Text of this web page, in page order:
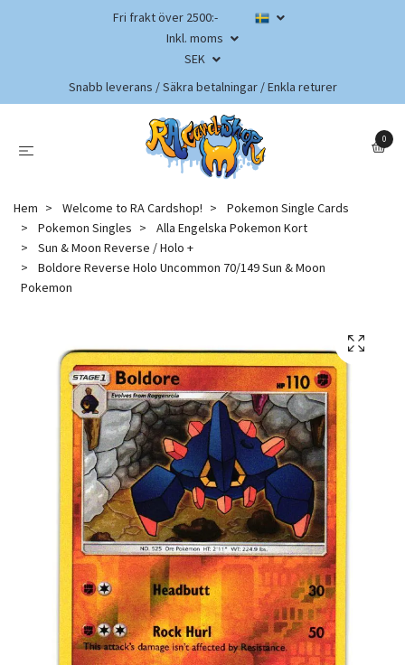
Fri frakt över 2500:-
Inkl. moms
SEK
Snabb leverans / Säkra betalningar / Enkla returer
0
Hem Welcome to RA Cardshop!
Pokemon Single Cards
Pokemon Singles
Alla Engelska Pokemon Kort
Sun & Moon Reverse / Holo +
Boldore Reverse Holo Uncommon 70/149 Sun & Moon
Pokemon